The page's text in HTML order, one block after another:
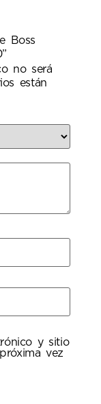
Boss
no será
están
y sitio
vez